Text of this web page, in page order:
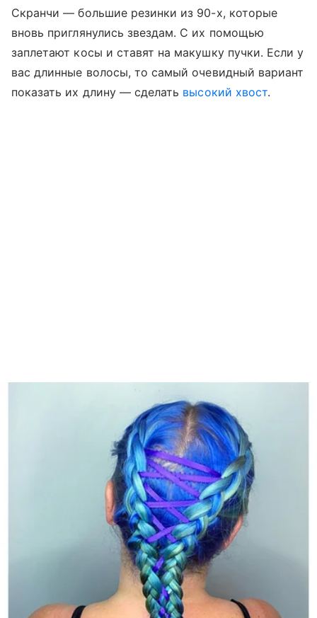
Скранчи — большие резинки из 90-х, которые
вновь приглянулись звездам. С их помощью
заплетают косы и ставят на макушку пучки. Если у
вас длинные волосы, то самый очевидный вариант
показать их длину — сделать высокий хвост.